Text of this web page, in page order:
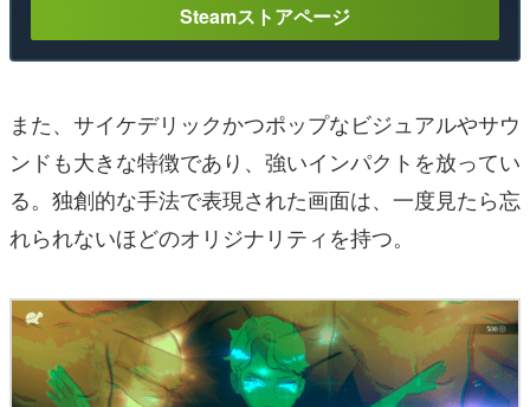
Steamストアページ
また、サイケデリックかつポップなビジュアルやサウ
ンドも大きな特徴であり、強いインパクトを放ってい
る。独創的な手法で表現された画面は、一度見たら忘
れられないほどのオリジナリティを持つ。